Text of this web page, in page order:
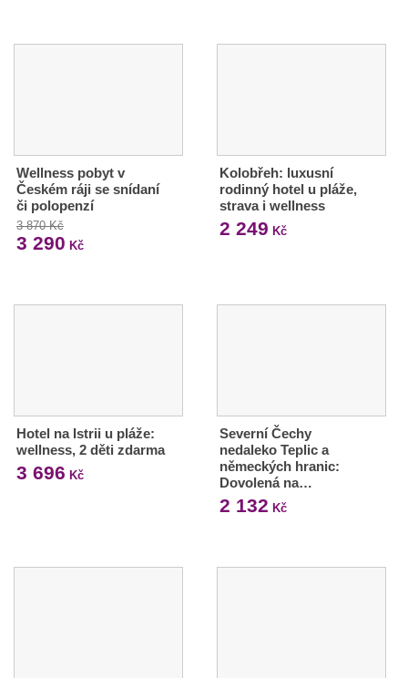
Wellness pobyt v
Českém ráji se snídaní
či polopenzí
3 870 Kč
3 290 Kč
Kolobřeh: luxusní
rodinný hotel u pláže,
strava i wellness
2 249 Kč
Hotel na Istrii u pláže:
wellness, 2 děti zdarma
3 696 Kč
Severní Čechy
nedaleko Teplic a
německých hranic:
Dovolená na…
2 132 Kč